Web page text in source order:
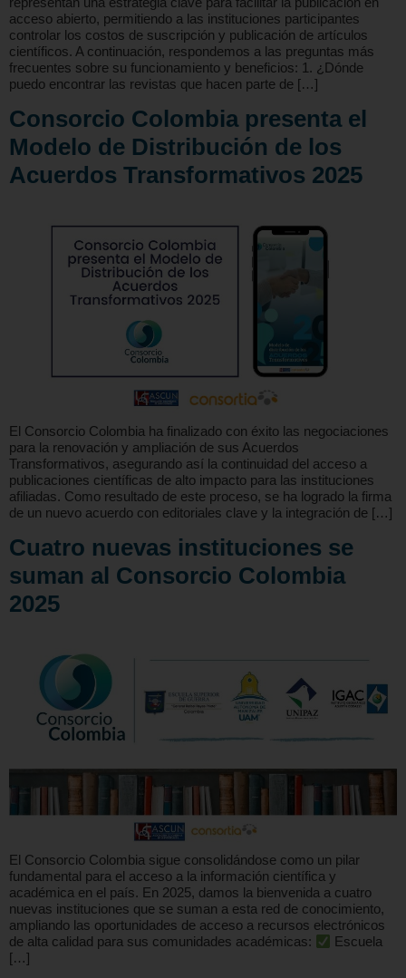
acceso abierto, permitiendo a las instituciones participantes
controlar los costos de suscripción y publicación de artículos
científicos. A continuación, respondemos a las preguntas más
frecuentes sobre su funcionamiento y beneficios: 1. ¿Dónde
puedo encontrar las revistas que hacen parte de […]
Consorcio Colombia presenta el
Modelo de Distribución de los
Acuerdos Transformativos 2025
El Consorcio Colombia ha finalizado con éxito las negociaciones
para la renovación y ampliación de sus Acuerdos
Transformativos, asegurando así la continuidad del acceso a
publicaciones científicas de alto impacto para las instituciones
afiliadas. Como resultado de este proceso, se ha logrado la firma
de un nuevo acuerdo con editoriales clave y la integración de […]
Cuatro nuevas instituciones se
suman al Consorcio Colombia
2025
El Consorcio Colombia sigue consolidándose como un pilar
fundamental para el acceso a la información científica y
académica en el país. En 2025, damos la bienvenida a cuatro
nuevas instituciones que se suman a esta red de conocimiento,
ampliando las oportunidades de acceso a recursos electrónicos
de alta calidad para sus comunidades académicas:
Escuela
[…]